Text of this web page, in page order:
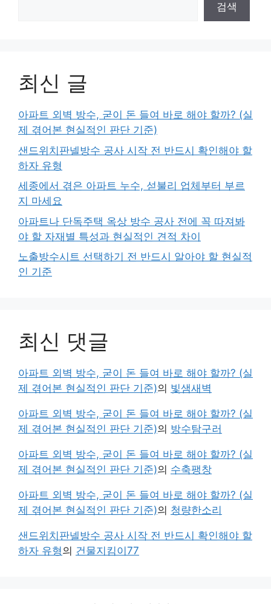
검색
최신 글
아파트 외벽 방수, 굳이 돈 들여 바로 해야 할까? (실
제 겪어본 현실적인 판단 기준)
샌드위치판넬방수 공사 시작 전 반드시 확인해야 할
하자 유형
세종에서 겪은 아파트 누수, 섣불리 업체부터 부르
지 마세요
아파트나 단독주택 옥상 방수 공사 전에 꼭 따져봐
야 할 자재별 특성과 현실적인 견적 차이
노출방수시트 선택하기 전 반드시 알아야 할 현실적
인 기준
최신 댓글
아파트 외벽 방수, 굳이 돈 들여 바로 해야 할까? (실
제 겪어본 현실적인 판단 기준)의 빛샘새벽
아파트 외벽 방수, 굳이 돈 들여 바로 해야 할까? (실
제 겪어본 현실적인 판단 기준)의 방수탐구러
아파트 외벽 방수, 굳이 돈 들여 바로 해야 할까? (실
제 겪어본 현실적인 판단 기준)의 수축팽창
아파트 외벽 방수, 굳이 돈 들여 바로 해야 할까? (실
제 겪어본 현실적인 판단 기준)의 청량한소리
샌드위치판넬방수 공사 시작 전 반드시 확인해야 할
하자 유형의 건물지킴이77